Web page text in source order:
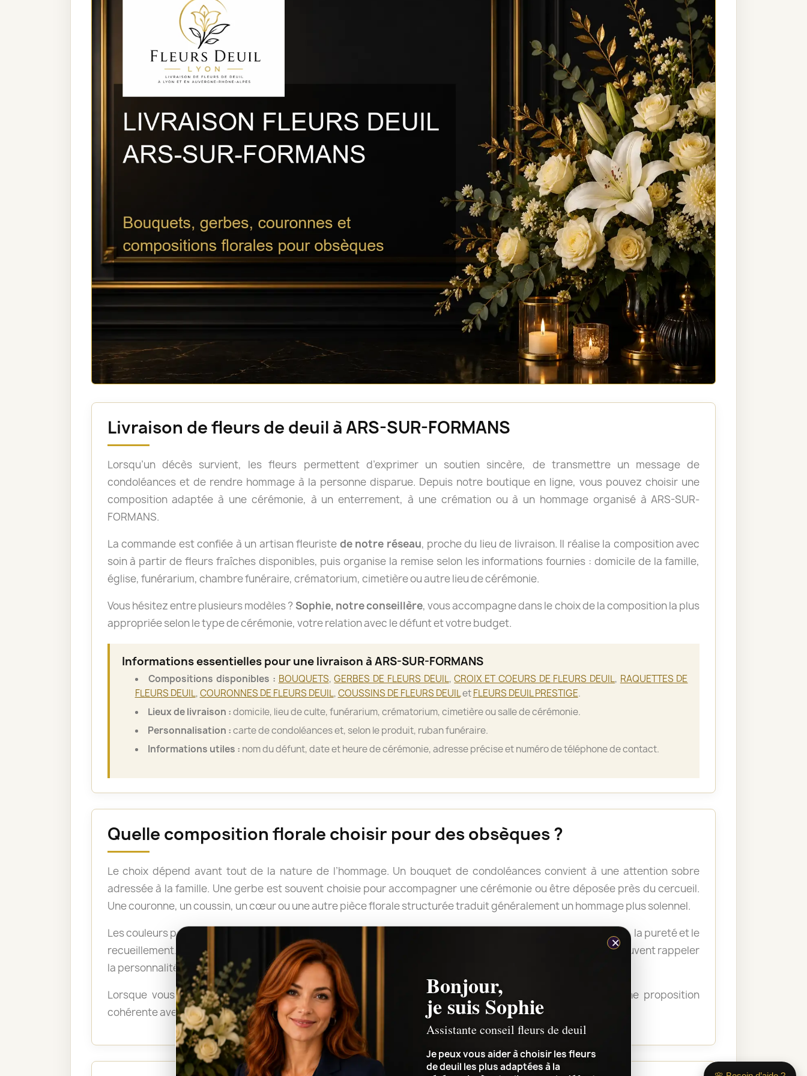
Livraison de fleurs de deuil à ARS-SUR-FORMANS
Lorsqu’un décès survient, les fleurs permettent d’exprimer un soutien sincère, de transmettre un message de
condoléances et de rendre hommage à la personne disparue. Depuis notre boutique en ligne, vous pouvez choisir une
composition adaptée à une cérémonie, à un enterrement, à une crémation ou à un hommage organisé à ARS-SUR-
FORMANS.
La commande est confiée à un artisan fleuriste de notre réseau, proche du lieu de livraison. Il réalise la composition avec
soin à partir de fleurs fraîches disponibles, puis organise la remise selon les informations fournies : domicile de la famille,
église, funérarium, chambre funéraire, crématorium, cimetière ou autre lieu de cérémonie.
Vous hésitez entre plusieurs modèles ? Sophie, notre conseillère, vous accompagne dans le choix de la composition la plus
appropriée selon le type de cérémonie, votre relation avec le défunt et votre budget.
Informations essentielles pour une livraison à ARS-SUR-FORMANS
Compositions disponibles : BOUQUETS,GERBES DE FLEURS DEUIL,CROIX ET COEURS DE FLEURS DEUIL, RAQUETTES DE
FLEURS DEUIL,COURONNES DE FLEURS DEUIL,COUSSINS DE FLEURS DEUILetFLEURS DEUIL PRESTIGE.
Lieux de livraison :domicile, lieu de culte, funérarium, crématorium, cimetière ou salle de cérémonie.
Personnalisation :carte de condoléances et, selon le produit, ruban funéraire.
Informations utiles : nom du défunt, date et heure de cérémonie, adresse précise et numéro de téléphone de contact.
Quelle composition florale choisir pour des obsèques ?
Le choix dépend avant tout de la nature de l’hommage. Un bouquet de condoléances convient à une attention sobre
adressée à la famille. Une gerbe est souvent choisie pour accompagner une cérémonie ou être déposée près du cercueil.
Une couronne, un coussin, un cœur ou une autre pièce florale structurée traduit généralement un hommage plus solennel.
Les couleurs peuvent également porter un message. Les fleurs blanches évoquent traditionnellement la paix, la pureté et le
recueillement. Les tons pastel apportent douceur et délicatesse, tandis que des couleurs plus soutenues peuvent rappeler
la personnalité du défunt ou exprimer un attachement profond.
Lorsque vous ne savez pas quelle forme ou quelles couleurs retenir, Sophie peut vous guider vers une proposition
cohérente avec le lieu, le déroulement de la cérémonie et le message que vous souhaitez transmettre.
×
Bonjour,
je suis Sophie
Assistante conseil fleurs de deuil
Je peux vous aider à choisir les fleurs
de deuil les plus adaptées à la